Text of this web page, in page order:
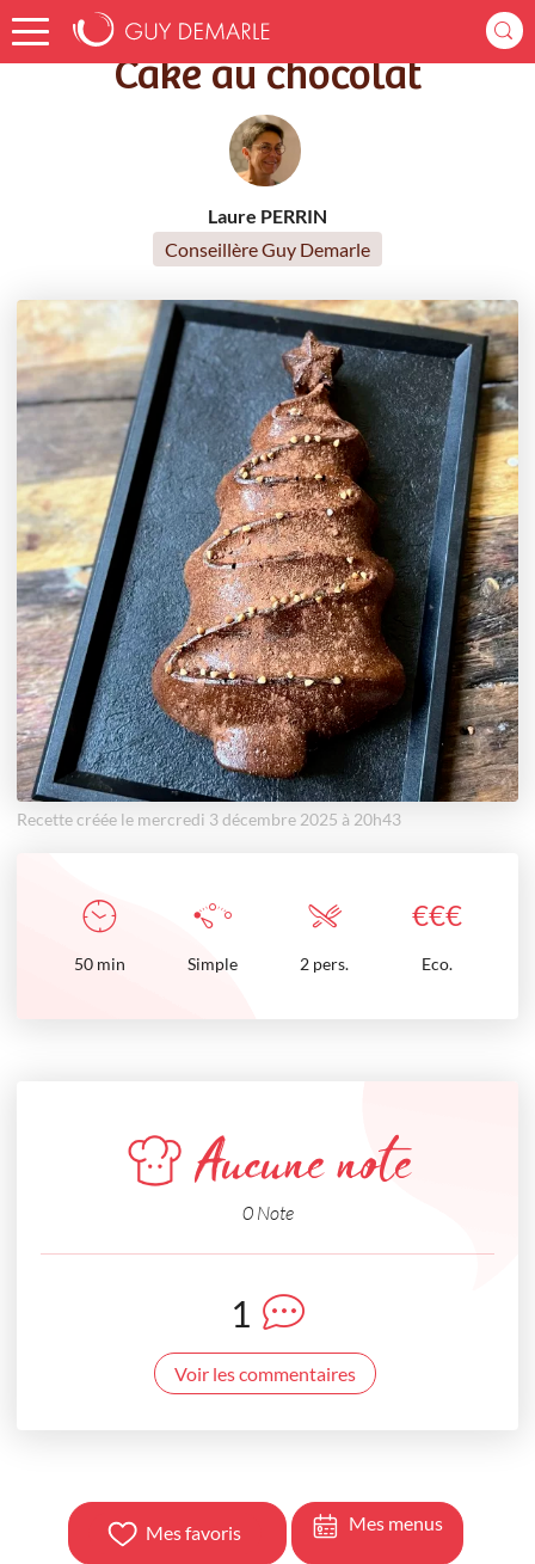
Accueil Recettes Cake au chocolat
Cake au chocolat
Laure PERRIN
Conseillère Guy Demarle
Recette créée le mercredi 3 décembre 2025 à 20h43
€€€
50 min Simple 2 pers. Eco.
Aucune note
0 Note
1
Voir les commentaires
Mes favoris Mes menus